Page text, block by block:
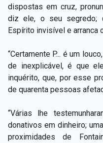
dispostas em cruz,
diz ele, o seu segredo;
Espírito invisível e arranca
“Certamente P... é um
de inexplicável, é que
inquérito, que, por esse
de quarenta pessoas
“Várias lhe
donativos em dinheiro;
proximidades de